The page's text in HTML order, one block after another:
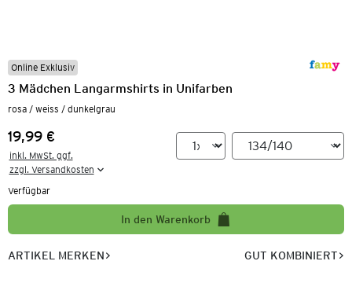
Online Exklusiv
3 Mädchen Langarmshirts in Unifarben
rosa / weiss / dunkelgrau
Preis:
19,99 €
inkl. MwSt. ggf.
zzgl. Versandkosten
Verfügbar
In den Warenkorb
ARTIKEL MERKEN GUT KOMBINIERT